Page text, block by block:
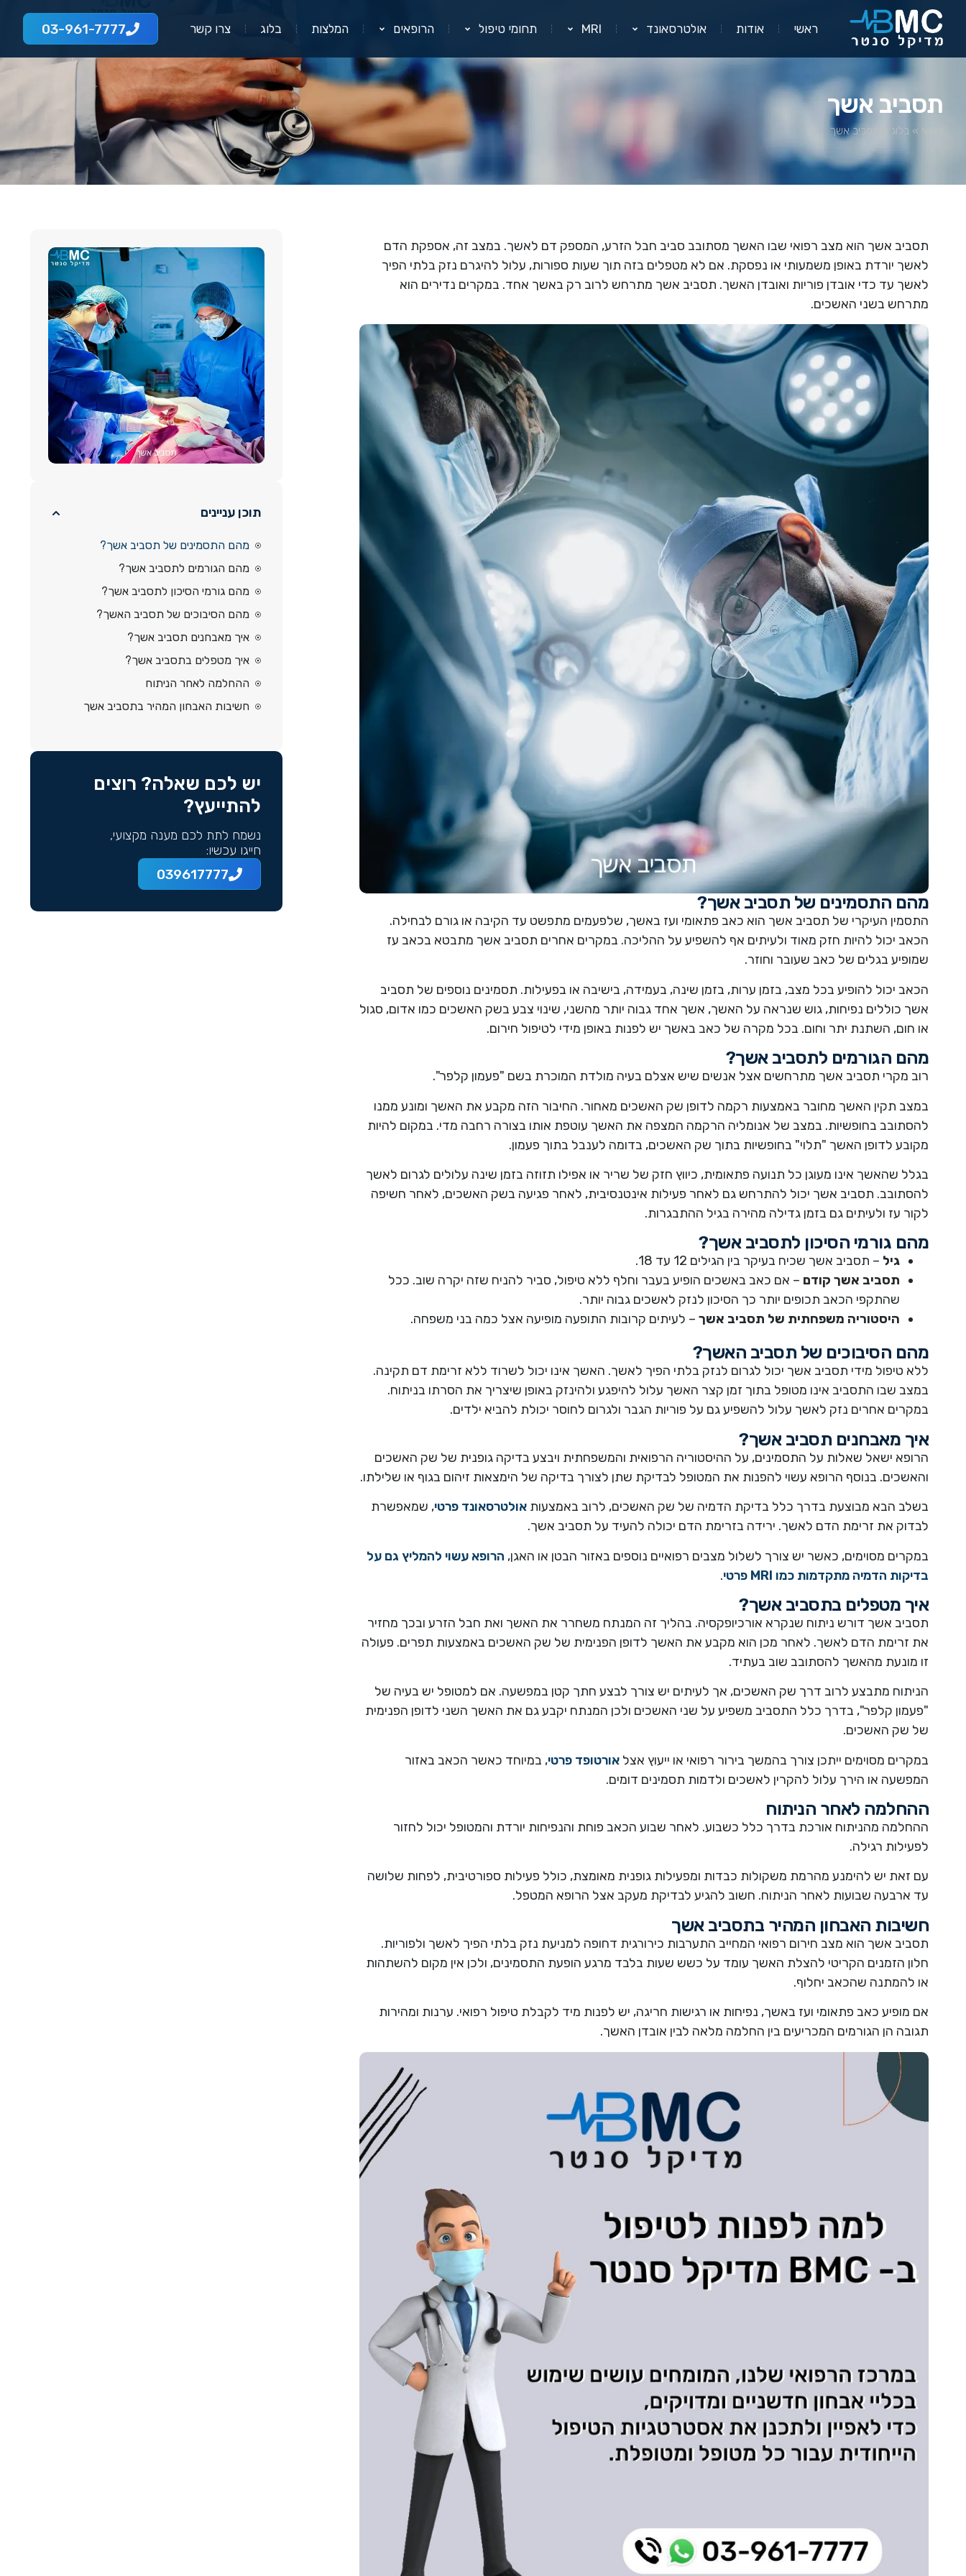
ראשי אודות אולטרסאונד MRI תחומי טיפול הרופאים המלצות בלוג צרו קשר 03-961-7777
תסביב אשך
ראשי » בלוג תסביב אשך
תסביב אשך הוא מצב רפואי שבו האשך מסתובב סביב חבל הזרע, המספק דם לאשך. במצב זה, אספקת הדם
לאשך יורדת באופן משמעותי או נפסקת. אם לא מטפלים בזה תוך שעות ספורות, עלול להיגרם נזק בלתי הפיך
לאשך עד כדי אובדן פוריות ואובדן האשך. תסביב אשך מתרחש לרוב רק באשך אחד. במקרים נדירים הוא
מתרחש בשני האשכים.
מהם התסמינים של תסביב אשך?
התסמין העיקרי של תסביב אשך הוא כאב פתאומי ועז באשך, שלפעמים מתפשט עד הקיבה או גורם לבחילה.
הכאב יכול להיות חזק מאוד ולעיתים אף להשפיע על ההליכה. במקרים אחרים תסביב אשך מתבטא בכאב עז
שמופיע בגלים של כאב שעובר וחוזר.
הכאב יכול להופיע בכל מצב, בזמן ערות, בזמן שינה, בעמידה, בישיבה או בפעילות. תסמינים נוספים של תסביב
אשך כוללים נפיחות, גוש שנראה על האשך, אשך אחד גבוה יותר מהשני, שינוי צבע בשק האשכים כמו אדום, סגול
או חום, השתנת יתר וחום. בכל מקרה של כאב באשך יש לפנות באופן מידי לטיפול חירום.
מהם הגורמים לתסביב אשך?
רוב מקרי תסביב אשך מתרחשים אצל אנשים שיש אצלם בעיה מולדת המוכרת בשם "פעמון קלפר".
במצב תקין האשך מחובר באמצעות רקמה לדופן שק האשכים מאחור. החיבור הזה מקבע את האשך ומונע ממנו
להסתובב בחופשיות. במצב של אנומליה הרקמה המצפה את האשך עוטפת אותו בצורה רחבה מדי. במקום להיות
מקובע לדופן האשך "תלוי" בחופשיות בתוך שק האשכים, בדומה לענבל בתוך פעמון.
בגלל שהאשך אינו מעוגן כל תנועה פתאומית, כיווץ חזק של שריר או אפילו תזוזה בזמן שינה עלולים לגרום לאשך
להסתובב. תסביב אשך יכול להתרחש גם לאחר פעילות אינטנסיבית, לאחר פגיעה בשק האשכים, לאחר חשיפה
לקור עז ולעיתים גם בזמן גדילה מהירה בגיל ההתבגרות.
מהם גורמי הסיכון לתסביב אשך?
גיל – תסביב אשך שכיח בעיקר בין הגילים 12 עד 18.
תסביב אשך קודם – אם כאב באשכים הופיע בעבר וחלף ללא טיפול, סביר להניח שזה יקרה שוב. ככל
שהתקפי הכאב תכופים יותר כך הסיכון לנזק לאשכים גבוה יותר.
היסטוריה משפחתית של תסביב אשך – לעיתים קרובות התופעה מופיעה אצל כמה בני משפחה.
מהם הסיבוכים של תסביב האשך?
ללא טיפול מידי תסביב אשך יכול לגרום לנזק בלתי הפיך לאשך. האשך אינו יכול לשרוד ללא זרימת דם תקינה.
במצב שבו התסביב אינו מטופל בתוך זמן קצר האשך עלול להיפגע ולהינזק באופן שיצריך את הסרתו בניתוח.
במקרים אחרים נזק לאשך עלול להשפיע גם על פוריות הגבר ולגרום לחוסר יכולת להביא ילדים.
איך מאבחנים תסביב אשך?
הרופא ישאל שאלות על התסמינים, על ההיסטוריה הרפואית והמשפחתית ויבצע בדיקה גופנית של שק האשכים
והאשכים. בנוסף הרופא עשוי להפנות את המטופל לבדיקת שתן לצורך בדיקה של הימצאות זיהום בגוף או שלילתו.
בשלב הבא מבוצעת בדרך כלל בדיקת הדמיה של שק האשכים, לרוב באמצעות אולטרסאונד פרטי, שמאפשרת
לבדוק את זרימת הדם לאשך. ירידה בזרימת הדם יכולה להעיד על תסביב אשך.
במקרים מסוימים, כאשר יש צורך לשלול מצבים רפואיים נוספים באזור הבטן או האגן, הרופא עשוי להמליץ גם על
בדיקות הדמיה מתקדמות כמו MRI פרטי
.
איך מטפלים בתסביב אשך?
תסביב אשך דורש ניתוח שנקרא אורכיופקסיה. בהליך זה המנתח משחרר את האשך ואת חבל הזרע ובכך מחזיר
את זרימת הדם לאשך. לאחר מכן הוא מקבע את האשך לדופן הפנימית של שק האשכים באמצעות תפרים. פעולה
זו מונעת מהאשך להסתובב שוב בעתיד.
הניתוח מתבצע לרוב דרך שק האשכים, אך לעיתים יש צורך לבצע חתך קטן במפשעה. אם למטופל יש בעיה של
"פעמון קלפר", בדרך כלל התסביב משפיע על שני האשכים ולכן המנתח יקבע גם את האשך השני לדופן הפנימית
של שק האשכים.
במקרים מסוימים ייתכן צורך בהמשך בירור רפואי או ייעוץ אצל אורטופד פרטי, במיוחד כאשר הכאב באזור
המפשעה או הירך עלול להקרין לאשכים ולדמות תסמינים דומים.
ההחלמה לאחר הניתוח
ההחלמה מהניתוח אורכת בדרך כלל כשבוע. לאחר שבוע הכאב פוחת והנפיחות יורדת והמטופל יכול לחזור
לפעילות רגילה.
עם זאת יש להימנע מהרמת משקולות כבדות ומפעילות גופנית מאומצת, כולל פעילות ספורטיבית, לפחות שלושה
עד ארבעה שבועות לאחר הניתוח. חשוב להגיע לבדיקת מעקב אצל הרופא המטפל.
חשיבות האבחון המהיר בתסביב אשך
תסביב אשך הוא מצב חירום רפואי המחייב התערבות כירורגית דחופה למניעת נזק בלתי הפיך לאשך ולפוריות.
חלון הזמנים הקריטי להצלת האשך עומד על כשש שעות בלבד מרגע הופעת התסמינים, ולכן אין מקום להשתהות
או להמתנה שהכאב יחלוף.
אם מופיע כאב פתאומי ועז באשך, נפיחות או רגישות חריגה, יש לפנות מיד לקבלת טיפול רפואי. ערנות ומהירות
תגובה הן הגורמים המכריעים בין החלמה מלאה לבין אובדן האשך.
תוכן עניינים
מהם התסמינים של תסביב אשך?
מהם הגורמים לתסביב אשך?
מהם גורמי הסיכון לתסביב אשך?
מהם הסיבוכים של תסביב האשך?
איך מאבחנים תסביב אשך?
איך מטפלים בתסביב אשך?
ההחלמה לאחר הניתוח
חשיבות האבחון המהיר בתסביב אשך
יש לכם שאלה? רוצים
להתייעץ?
נשמח לתת לכם מענה מקצועי,
חייגו עכשיו:
039617777